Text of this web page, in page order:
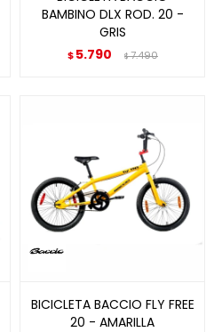
BAMBINO DLX ROD. 20 -
GRIS
$ 5.790 $7.490
BICICLETA BACCIO FLY FREE
20 - AMARILLA